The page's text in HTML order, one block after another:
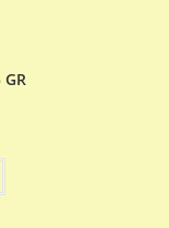
GR